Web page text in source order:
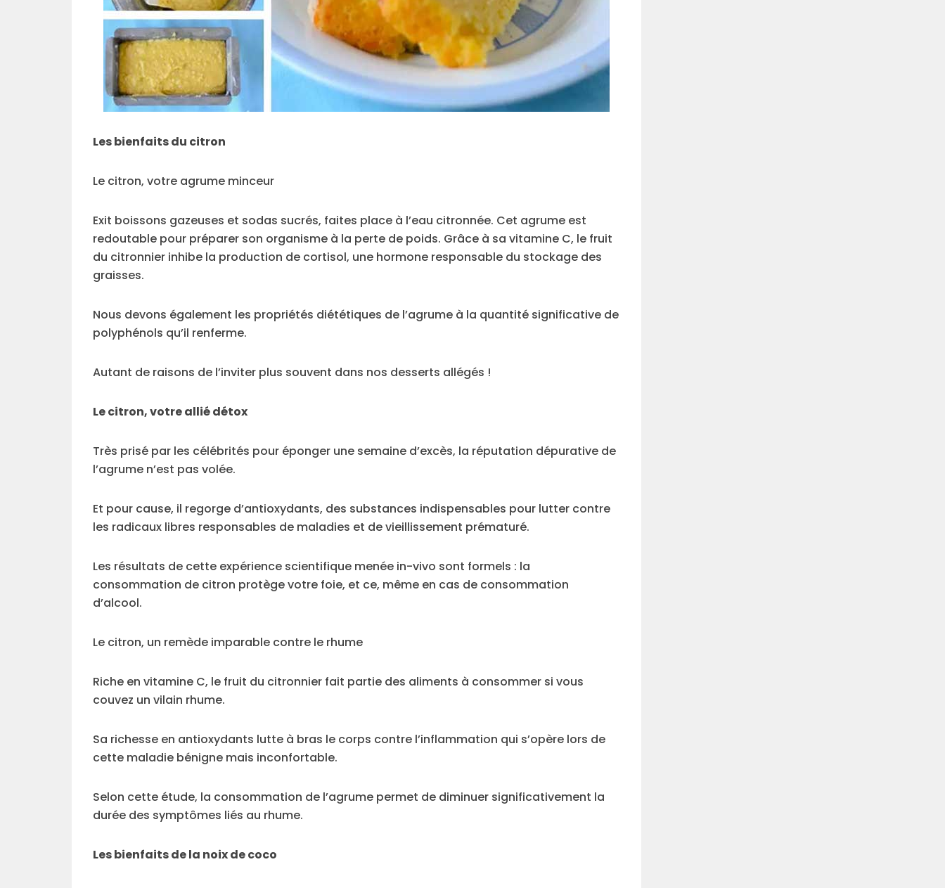
Les bienfaits du citron
Le citron, votre agrume minceur
Exit boissons gazeuses et sodas sucrés, faites place à l’eau citronnée. Cet agrume est
redoutable pour préparer son organisme à la perte de poids. Grâce à sa vitamine C, le fruit
du citronnier inhibe la production de cortisol, une hormone responsable du stockage des
graisses.
Nous devons également les propriétés diététiques de l’agrume à la quantité significative de
polyphénols qu’il renferme.
Autant de raisons de l’inviter plus souvent dans nos desserts allégés !
Le citron, votre allié détox
Très prisé par les célébrités pour éponger une semaine d’excès, la réputation dépurative de
l’agrume n’est pas volée.
Et pour cause, il regorge d’antioxydants, des substances indispensables pour lutter contre
les radicaux libres responsables de maladies et de vieillissement prématuré.
Les résultats de cette expérience scientifique menée in-vivo sont formels : la
consommation de citron protège votre foie, et ce, même en cas de consommation
d’alcool.
Le citron, un remède imparable contre le rhume
Riche en vitamine C, le fruit du citronnier fait partie des aliments à consommer si vous
couvez un vilain rhume.
Sa richesse en antioxydants lutte à bras le corps contre l’inflammation qui s’opère lors de
cette maladie bénigne mais inconfortable.
Selon cette étude, la consommation de l’agrume permet de diminuer significativement la
durée des symptômes liés au rhume.
Les bienfaits de la noix de coco